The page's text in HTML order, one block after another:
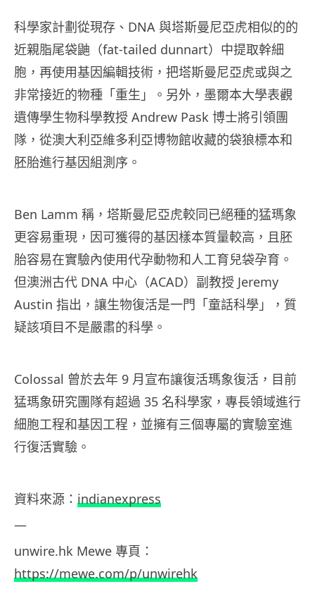
科學家計劃從現存、DNA 與塔斯曼尼亞虎相似的的
近親脂尾袋鼬（fat-tailed dunnart）中提取幹細
胞，再使用基因編輯技術，把塔斯曼尼亞虎或與之
非常接近的物種「重生」。另外，墨爾本大學表觀
遺傳學生物科學教授 Andrew Pask 博士將引領團
隊，從澳大利亞維多利亞博物館收藏的袋狼標本和
胚胎進行基因組測序。
Ben Lamm 稱，塔斯曼尼亞虎較同已絕種的猛瑪象
更容易重現，因可獲得的基因樣本質量較高，且胚
胎容易在實驗內使用代孕動物和人工育兒袋孕育。
但澳洲古代 DNA 中心（ACAD）副教授 Jeremy
Austin 指出，讓生物復活是一門「童話科學」，質
疑該項目不是嚴肅的科學。
Colossal 曾於去年 9 月宣布讓復活瑪象復活，目前
猛瑪象研究團隊有超過 35 名科學家，專長領域進行
細胞工程和基因工程，並擁有三個專屬的實驗室進
行復活實驗。
資料來源： indianexpress
—
unwire.hk Mewe 專頁：
https://mewe.com/p/unwirehk